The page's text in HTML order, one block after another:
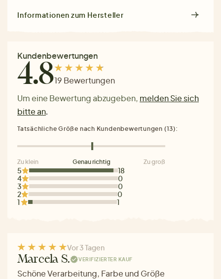
Informationen zum Hersteller
Kundenbewertungen
4.819 Bewertungen
Um eine Bewertung abzugeben, melden Sie sich
bitte an.
5
18
4
0
3
0
2
0
1
1
Tatsächliche Größe nach Kundenbewertungen (13):
Zu klein Genau richtig Zu groß
Vor 3 Tagen
Marcela S. VERIFIZIERTER KAUF
Schöne Verarbeitung, Farbe und Größe